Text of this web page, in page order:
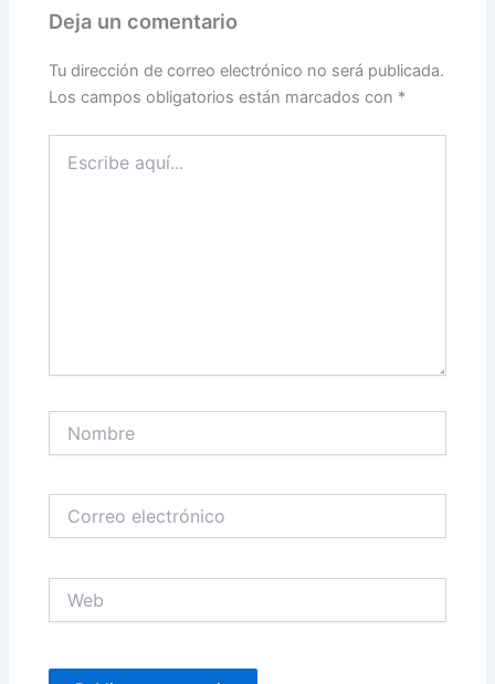
Deja un comentario
Tu dirección de correo electrónico no será publicada.
Los campos obligatorios están marcados con *
aquí...
electrónico